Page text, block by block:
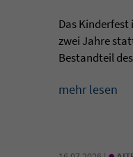
Das
zwei Jahre
Bestandteil
mehr lesen